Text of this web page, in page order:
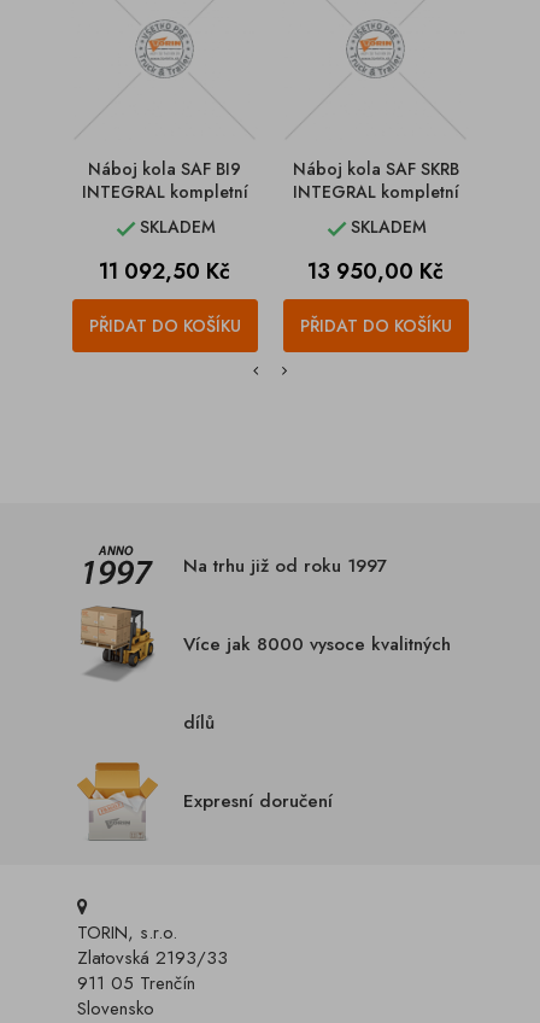
Náboj kola SAF BI9
INTEGRAL kompletní
SKLADEM
Cena
11 092,50 Kč
PŘIDAT DO KOŠÍKU
Náboj kola SAF SKRB
INTEGRAL kompletní
SKLADEM
Cena
13 950,00 Kč
PŘIDAT DO KOŠÍKU
Na trhu již od roku 1997
Více jak 8000 vysoce kvalitných
dílů
Expresní doručení
TORIN, s.r.o.
Zlatovská 2193/33
911 05 Trenčín
Slovensko